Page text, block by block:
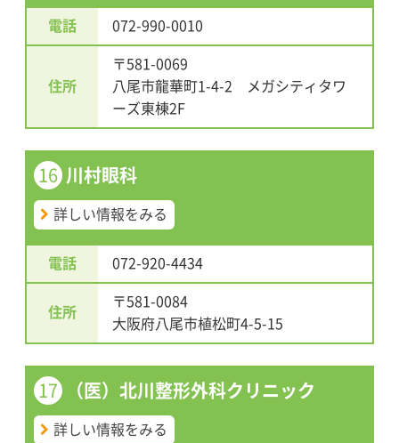
電話 072-990-0010
住所
〒581-0069
八尾市龍華町1-4-2 メガシティタワ
ーズ東棟2F
16 川村眼科
詳しい情報をみる
電話 072-920-4434
住所
〒581-0084
大阪府八尾市植松町4-5-15
17 （医）北川整形外科クリニック
詳しい情報をみる